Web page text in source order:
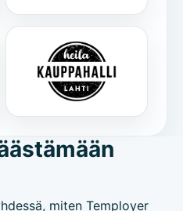
miten Temployer